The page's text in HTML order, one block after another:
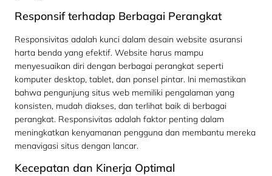
Responsif terhadap Berbagai Perangkat
Responsivitas adalah kunci dalam desain website asuransi
harta benda yang efektif. Website harus mampu
menyesuaikan diri dengan berbagai perangkat seperti
komputer desktop, tablet, dan ponsel pintar. Ini memastikan
bahwa pengunjung situs web memiliki pengalaman yang
konsisten, mudah diakses, dan terlihat baik di berbagai
perangkat. Responsivitas adalah faktor penting dalam
meningkatkan kenyamanan pengguna dan membantu mereka
menavigasi situs dengan lancar.
Kecepatan dan Kinerja Optimal